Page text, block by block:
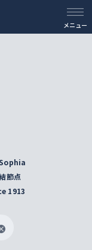
メニュー
節点
1913